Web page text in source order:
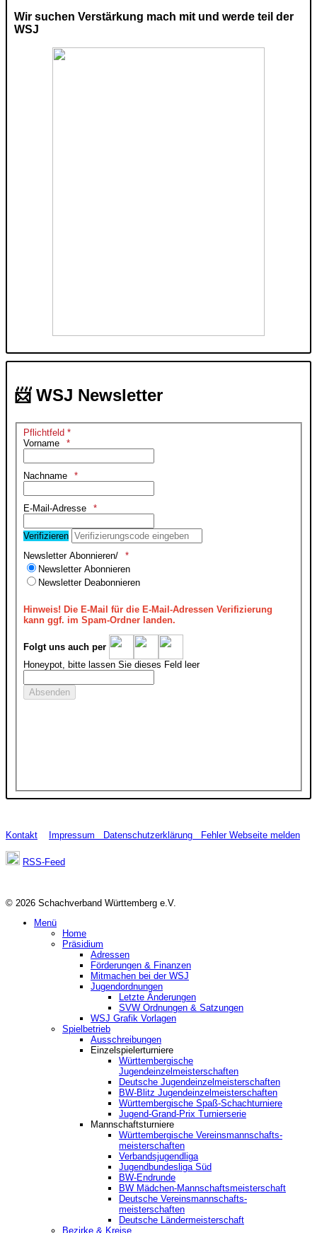
Wir suchen Verstärkung mach mit und werde teil der
WSJ
📨 WSJ Newsletter
Pflichtfeld *
Vorname
Nachname
E-Mail-Adresse
Verifizieren
Newsletter Abonnieren/
Newsletter Abonnieren
Newsletter Deabonnieren
Hinweis!Die E-Mail für die E-Mail-Adressen Verifizierung
kann ggf. im Spam-Ordner landen.
Folgt uns auch per
Honeypot, bitte lassen Sie dieses Feld leer
Kontakt Impressum Datenschutzerklärung Fehler Webseite melden
RSS-Feed
© 2026 Schachverband Württemberg e.V.
Menü
Home
Präsidium
Adressen
Förderungen & Finanzen
Mitmachen bei der WSJ
Jugendordnungen
Letzte Änderungen
SVW Ordnungen & Satzungen
WSJ Grafik Vorlagen
Spielbetrieb
Ausschreibungen
Einzelspielerturniere
Württembergische
Jugendeinzelmeisterschaften
Deutsche Jugendeinzelmeisterschaften
BW-Blitz Jugendeinzelmeisterschaften
Württembergische Spaß-Schachturniere
Jugend-Grand-Prix Turnierserie
Mannschaftsturniere
Württembergische Vereinsmannschafts-
meisterschaften
Verbandsjugendliga
Jugendbundesliga Süd
BW-Endrunde
BW Mädchen-Mannschaftsmeisterschaft
Deutsche Vereinsmannschafts-
meisterschaften
Deutsche Ländermeisterschaft
Bezirke & Kreise